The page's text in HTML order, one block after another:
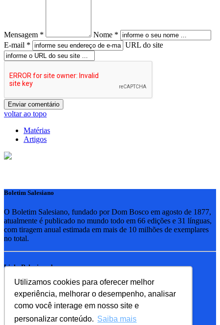
Utilizamos cookies para oferecer melhor
experiência, melhorar o desempenho, analisar
como você interage em nosso site e
personalizar conteúdo. Saiba mais
Mensagem *
Nome *
E-mail *
URL do site
voltar ao topo
Matérias
Artigos
Boletim Salesiano
O Boletim Salesiano, fundado por Dom Bosco em agosto de 1877,
atualmente é publicado no mundo todo em 66 edições e 31 línguas,
com tiragem anual estimada em mais de 10 milhões de exemplares
no total.
Links Relacionados
RSB - Rede Salesiana Brasil
EDEBE - Editora
UPV - União pela Vida
Familia Salesiana